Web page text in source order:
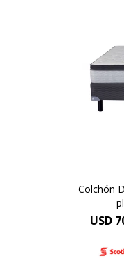
calidad
con
Colchón
USD